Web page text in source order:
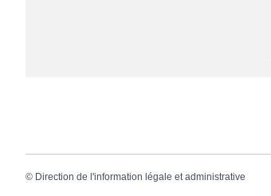
© Direction de l'information légale et administrative